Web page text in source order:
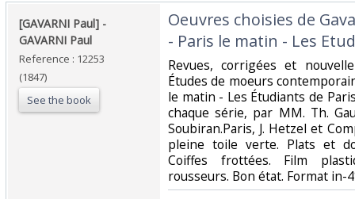
‎[GAVARNI Paul] - ‎
‎GAVARNI Paul‎
Reference : 12253
(1847)
See the book
‎Oeuvres choisies de
- Paris le matin - Les
‎Revues, corrigées et
Études de moeurs
le matin - Les Étudiants de
chaque série, par MM. Th.
Soubiran.Paris, J. Hetzel et
pleine toile verte. Plats et
Coiffes frottées. Film
rousseurs. Bon état. Format in-